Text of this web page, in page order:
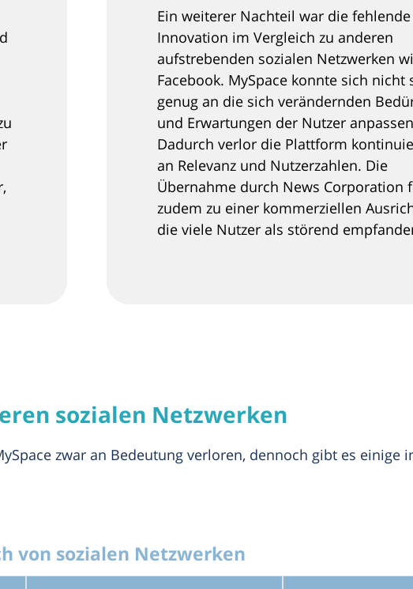
Ein weiterer Nachteil war die fehlende
Innovation im Vergleich zu anderen
aufstrebenden sozialen Netzwerken
Facebook. MySpace konnte sich nicht
genug an die sich verändernden
und Erwartungen der Nutzer
Dadurch verlor die Plattform
an Relevanz und Nutzerzahlen. Die
Übernahme durch News Corporation
zudem zu einer kommerziellen
die viele Nutzer als störend
sozialen Netzwerken
zwar an Bedeutung verloren, dennoch gibt es einige
von sozialen Netzwerken